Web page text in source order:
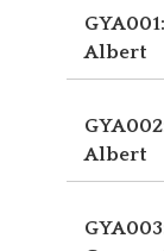
Albert
Albert